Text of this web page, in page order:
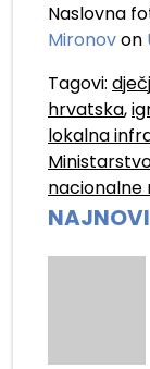
Naslovna
Mironovon
Tagovi:
hrvatska,
lokalna
nacionalne